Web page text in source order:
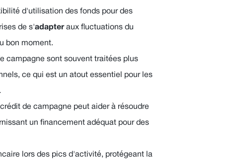
d'utilisation des fonds pour des
de s'adapteraux fluctuations du
bon moment.
campagne sont souvent traitées plus
ce qui est un atout essentiel pour les
de campagne peut aider à résoudre
un financement adéquat pour des
lors des pics d'activité, protégeant la